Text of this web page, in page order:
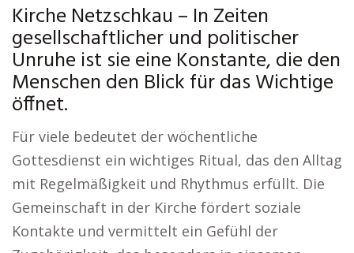
Kirche Netzschkau – In Zeiten
gesellschaftlicher und politischer
Unruhe ist sie eine Konstante, die den
Menschen den Blick für das Wichtige
öffnet.
Für viele bedeutet der wöchentliche
Gottesdienst ein wichtiges Ritual, das den Alltag
mit Regelmäßigkeit und Rhythmus erfüllt. Die
Gemeinschaft in der Kirche fördert soziale
Kontakte und vermittelt ein Gefühl der